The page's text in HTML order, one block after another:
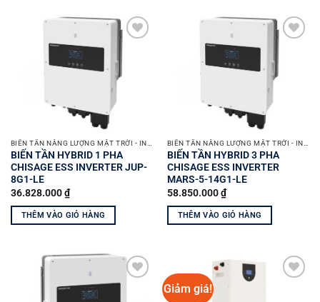
BIẾN TẦN HYBRID 1 PHA
CHISAGE ESS INVERTER JUP-
8G1-LE
36.828.000₫
THÊM VÀO GIỎ HÀNG
BIẾN TẦN HYBRID 3 PHA
CHISAGE ESS INVERTER
MARS-5-14G1-LE
58.850.000₫
THÊM VÀO GIỎ HÀNG
Giảm giá!